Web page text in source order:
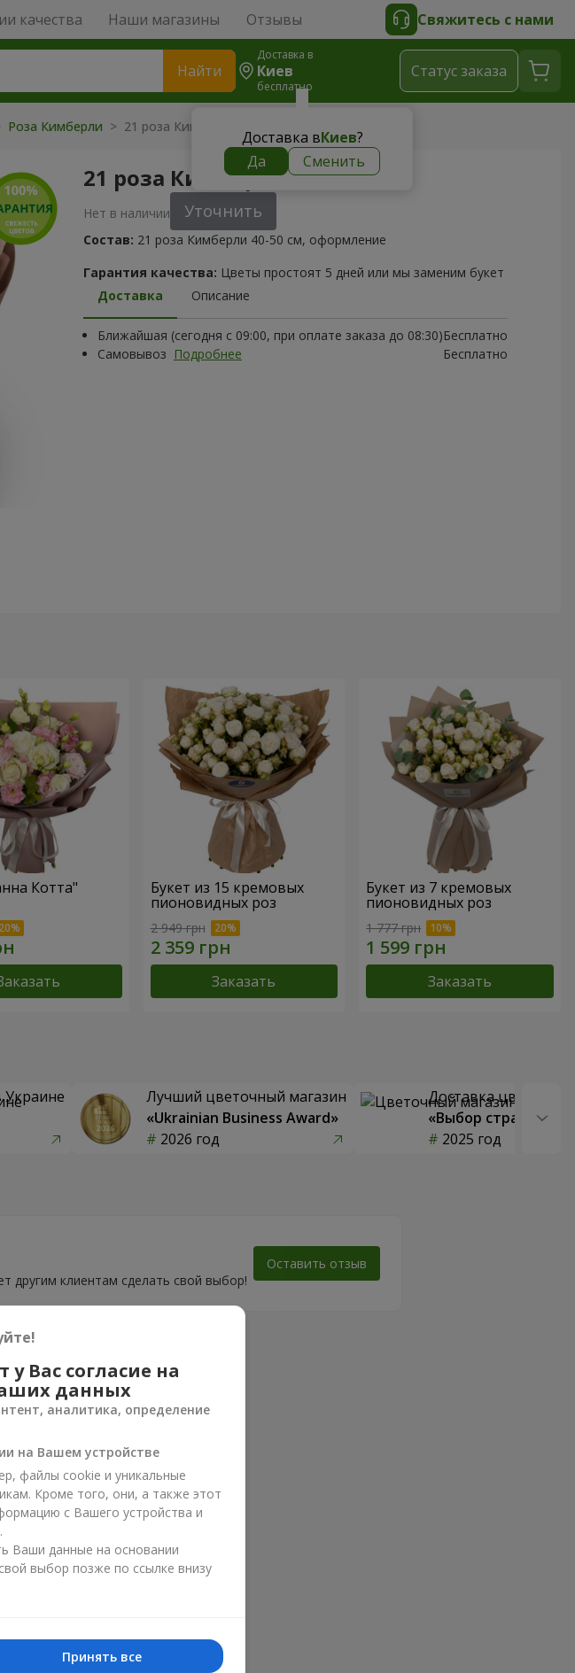
качества Наши магазины Отзывы Свяжитесь с нами
Найти
Доставка в
Киев
бесплатно
Доставка вКиев?
Да
Сменить
Cтатус заказа
Роза Кимберли > 21 роза Кимберли
21 роза Кимберли
Нет в наличии Уточнить
Состав: 21 роза Кимберли 40-50 см, оформление
Гарантия качества: Цветы простоят 5 дней или мы заменим букет
Доставка
Описание
Ближайшая (сегодня с 09:00, при оплате заказа до 08:30)Бесплатно
Самовывоз Подробнее Бесплатно
Котта" Букет из 15 кремовых
пионовидных роз
2 949 грн
Заказать
Букет из 7 кремовых
пионовидных роз
1 777 грн
Заказать
Украине
Лучший цветочный магазин
«Ukrainian Business Award»
2026 год
Доставка цветов
«Выбор страны»
2025 год
другим клиентам сделать свой выбор!
Оставить отзыв
Вас согласие на
данных
аналитика, определение
на Вашем устройстве
файлы cookie и уникальные
Кроме того, они, а также этот
с Вашего устройства и
Ваши данные на основании
выбор позже по ссылке внизу
Принять все